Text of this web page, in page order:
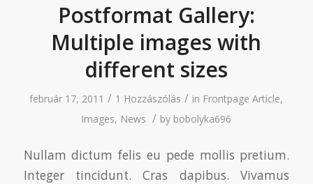
Postformat Gallery:
Multiple images with
different sizes
február 17, 2011 / 1 Hozzászólás / in Frontpage Article,
Images, News / by bobolyka696
Nullam dictum felis eu pede mollis pretium.
Integer tincidunt. Cras dapibus. Vivamus